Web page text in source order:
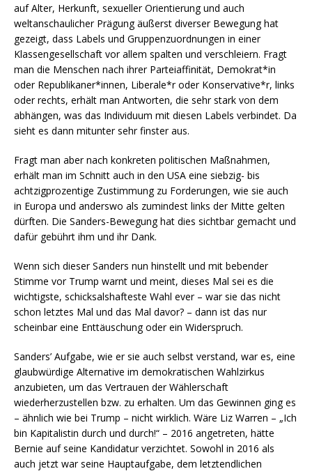
auf Alter, Herkunft, sexueller Orientierung und auch
weltanschaulicher Prägung äußerst diverser Bewegung hat
gezeigt, dass Labels und Gruppenzuordnungen in einer
Klassengesellschaft vor allem spalten und verschleiern. Fragt
man die Menschen nach ihrer Parteiaffinität, Demokrat*in
oder Republikaner*innen, Liberale*r oder Konservative*r, links
oder rechts, erhält man Antworten, die sehr stark von dem
abhängen, was das Individuum mit diesen Labels verbindet. Da
sieht es dann mitunter sehr finster aus.
Fragt man aber nach konkreten politischen Maßnahmen,
erhält man im Schnitt auch in den USA eine siebzig- bis
achtzigprozentige Zustimmung zu Forderungen, wie sie auch
in Europa und anderswo als zumindest links der Mitte gelten
dürften. Die Sanders-Bewegung hat dies sichtbar gemacht und
dafür gebührt ihm und ihr Dank.
Wenn sich dieser Sanders nun hinstellt und mit bebender
Stimme vor Trump warnt und meint, dieses Mal sei es die
wichtigste, schicksalshafteste Wahl ever – war sie das nicht
schon letztes Mal und das Mal davor? – dann ist das nur
scheinbar eine Enttäuschung oder ein Widerspruch.
Sanders’ Aufgabe, wie er sie auch selbst verstand, war es, eine
glaubwürdige Alternative im demokratischen Wahlzirkus
anzubieten, um das Vertrauen der Wählerschaft
wiederherzustellen bzw. zu erhalten. Um das Gewinnen ging es
– ähnlich wie bei Trump – nicht wirklich. Wäre Liz Warren – „Ich
bin Kapitalistin durch und durch!“ – 2016 angetreten, hätte
Bernie auf seine Kandidatur verzichtet. Sowohl in 2016 als
auch jetzt war seine Hauptaufgabe, dem letztendlichen